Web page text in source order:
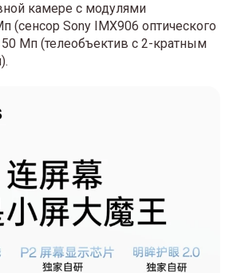
камере с модулями
(сенсор Sony IMX906 оптического
Мп (телеобъектив с 2-кратным